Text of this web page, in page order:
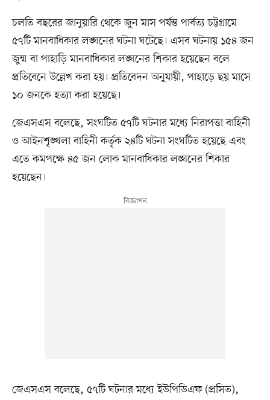
চলতি বছরের জানুয়ারি থেকে জুন মাস পর্যন্ত পার্বত্য চট্টগ্রামে
৫৭টি মানবাধিকার লঙ্ঘনের ঘটনা ঘটেছে। এসব ঘটনায় ১৫৪ জন
জুম্ম বা পাহাড়ি মানবাধিকার লঙ্ঘনের শিকার হয়েছেন বলে
প্রতিবেনে উল্লেখ করা হয়। প্রতিবেদন অনুযায়ী, পাহাড়ে ছয় মাসে
১০ জনকে হত্যা করা হয়েছে।
জেএসএস বলেছে, সংঘটিত ৫৭টি ঘটনার মধ্যে নিরাপত্তা বাহিনী
ও আইনশৃঙ্খলা বাহিনী কর্তৃক ২৪টি ঘটনা সংঘটিত হয়েছে এবং
এতে কমপক্ষে ৪৫ জন লোক মানবাধিকার লঙ্ঘনের শিকার
হয়েছেন।
জেএসএস বলেছে, ৫৭টি ঘটনার মধ্যে ইউপিডিএফ (প্রসিত),